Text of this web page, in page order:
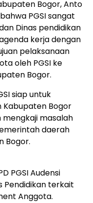
Bogor, Anto
PGSI sangat
Dinas pendidikan
kerja dengan
pelaksanaan
oleh PGSI ke
Bogor.
siap untuk
Kabupaten Bogor
masalah
daerah
Bogor.
PGSI Audensi
Pendidikan terkait
Anggota.